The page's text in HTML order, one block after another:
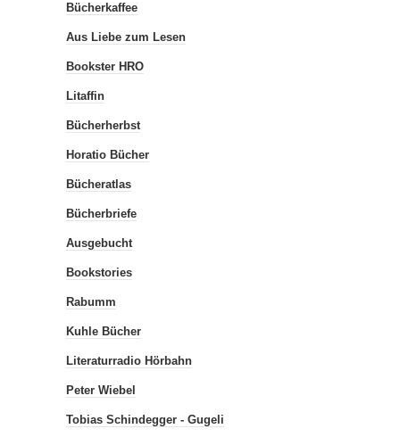
Bücherkaffee
Aus Liebe zum Lesen
Bookster HRO
Litaffin
Bücherherbst
Horatio Bücher
Bücheratlas
Bücherbriefe
Ausgebucht
Bookstories
Rabumm
Kuhle Bücher
Literaturradio Hörbahn
Peter Wiebel
Tobias Schindegger - Gugeli